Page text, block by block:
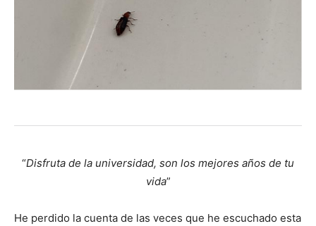
“Disfruta de la universidad, son los mejores años de tu
vida”
He perdido la cuenta de las veces que he escuchado esta